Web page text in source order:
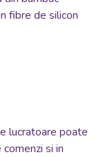
fibre de silicon
lucratoare poate
si in